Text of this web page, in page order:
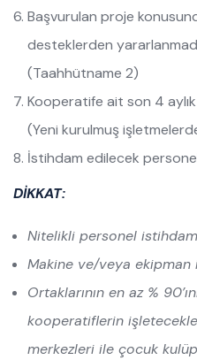
Başvurulan proje
desteklerden
(Taahhütname 2)
Kooperatife ait son 4
(Yeni kurulmuş
İstihdam edilecek
DİKKAT:
Nitelikli personel
Makine ve/veya ekipman
Ortaklarının en az %
kooperatiflerin
merkezleri ile çocuk